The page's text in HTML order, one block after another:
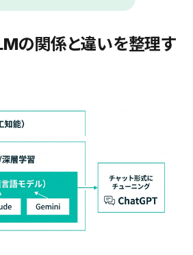
の関係と違いを整理す